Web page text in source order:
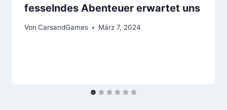
fesselndes Abenteuer erwartet uns
Von CarsandGames März 7, 2024